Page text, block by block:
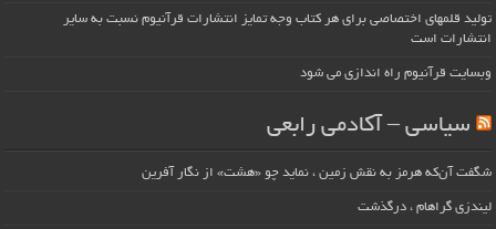
تولید قلمهای اختصاصی برای هر کتاب وجه تمایز انتشارات قرآنیوم نسبت به سایر
انتشارات است
وبسایت قرآنیوم راه اندازی می شود
سیاسی – آکادمی رابعی
شگفت آن‌که هرمز به نقش زمین ، نماید چو «هشت» از نگار آفرین
لیندزی گراهام ، درگذشت